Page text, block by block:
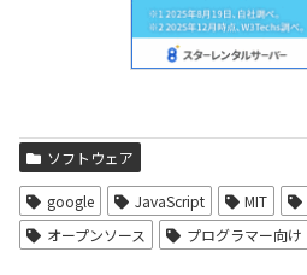
ソフトウェア
google JavaScript MIT
オープンソース
プログラマー向け